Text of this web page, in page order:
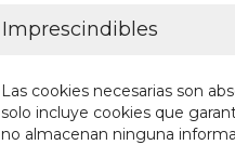
Imprescindibles
Las cookies necesarias son
solo incluye cookies que
no almacenan ninguna